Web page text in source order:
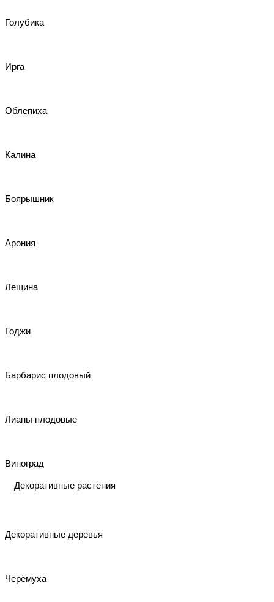
Голубика
Ирга
Облепиха
Калина
Боярышник
Арония
Лещина
Годжи
Барбарис плодовый
Лианы плодовые
Виноград
Декоративные растения
Декоративные деревья
Черёмуха